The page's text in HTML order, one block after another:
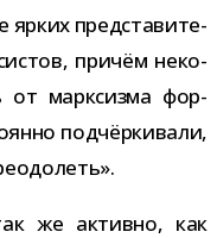
ярких пред­ста­ви­те­
при­чём неко­
от марк­сизма фор­
под­чёр­ки­вали,
же активно, как